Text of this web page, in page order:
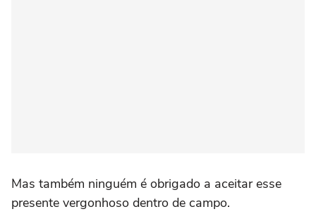
Mas também ninguém é obrigado a aceitar esse
presente vergonhoso dentro de campo.